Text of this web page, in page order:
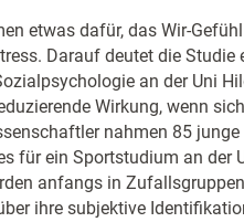
etwas dafür, das Wir-
Darauf deutet die
an der Uni
Wirkung, wenn
nahmen 85
für ein Sportstudium an der
anfangs in
ihre subjektive